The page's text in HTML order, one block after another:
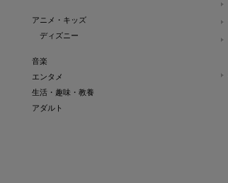
アニメ・キッズ
ディズニー
音楽
エンタメ
生活・趣味・教養
アダルト